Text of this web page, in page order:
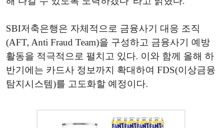
SBI저축은행은 자체적으로 금융사기 대응 조직
(AFT, Anti Fraud Team)을 구성하고 금융사기 예방
활동을 적극적으로 펼치고 있다. 이와 함께 올해 하
반기에는 카드사 정보까지 확대하여 FDS(이상금융
탐지시스템)를 고도화할 예정이다.